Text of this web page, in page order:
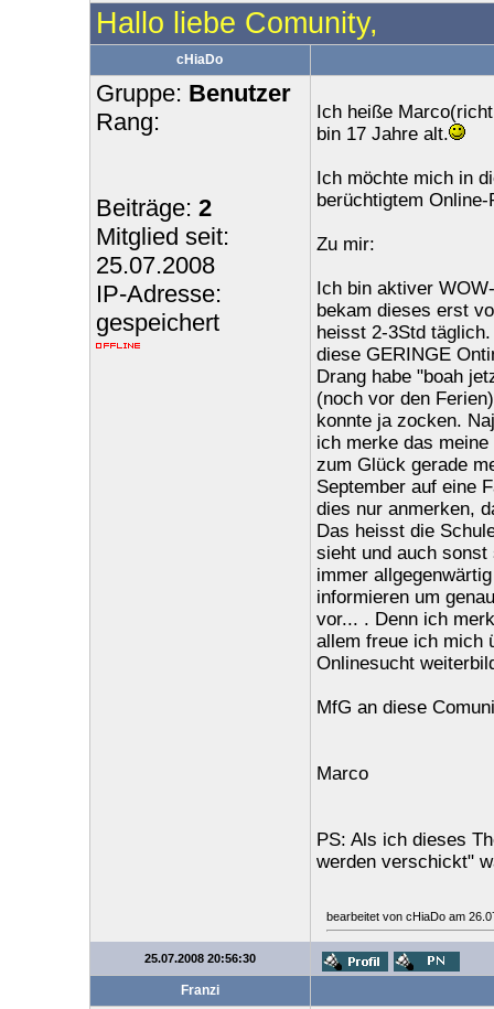
Hallo liebe Comunity,
cHiaDo
Gruppe: Benutzer
Rang:
Beiträge: 2
Mitglied seit:
25.07.2008
IP-Adresse:
gespeichert
Ich heiße
bin 17 Jahre alt.
Ich möchte mich in
berüchtigtem
Zu mir:
Ich bin aktiver
bekam dieses erst
heisst 2-3Std
diese GERINGE
Drang habe "boah
(noch vor den
konnte ja zocken.
ich merke das
zum Glück gerade
September auf eine
dies nur anmerken,
Das heisst die
sieht und auch sonst
immer
informieren um
vor... . Denn ich
allem freue ich mich
Onlinesucht
MfG an diese
Marco
PS: Als ich dieses
werden verschickt"
bearbeitet von cHiaDo am
25.07.2008 20:56:30
Franzi